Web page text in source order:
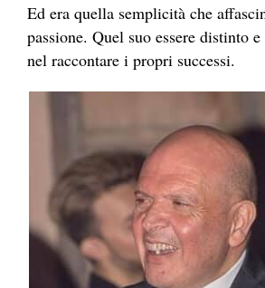
Ed era quella semplicità che
passione. Quel suo essere distinto
nel raccontare i propri successi.